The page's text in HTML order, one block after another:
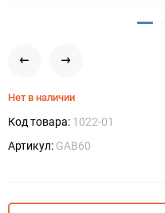
Нет в наличии
Код товара: 1022-01
Артикул: GAB60